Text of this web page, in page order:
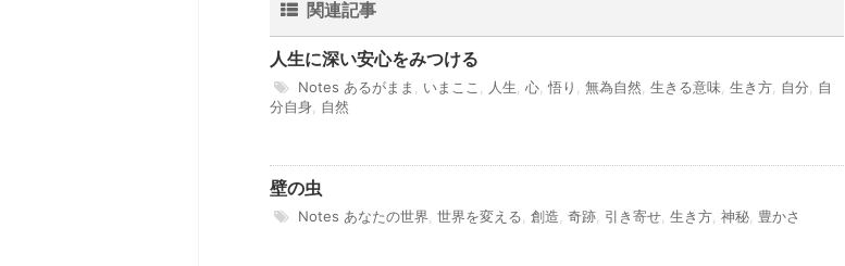
関連記事
人生に深い安心をみつける
Notes あるがまま いまここ 人生 心 悟り 無為自然 生きる意味 生き方 自分
自
分自身 自然
壁の虫
Notes あなたの世界 世界を変える 創造 奇跡 引き寄せ 生き方 神秘 豊かさ